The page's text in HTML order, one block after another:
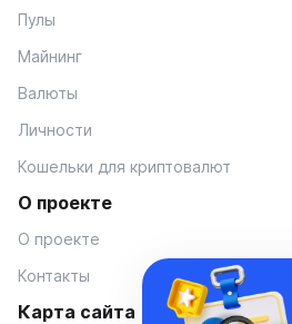
Пулы
Майнинг
Валюты
Личности
Кошельки для криптовалют
О проекте
О проекте
Контакты
Карта сайта